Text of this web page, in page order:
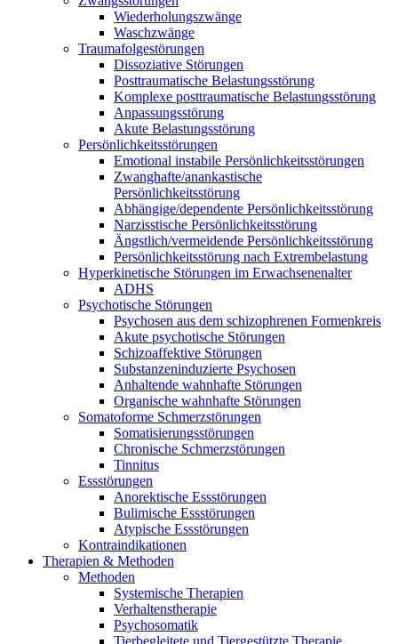
Wiederholungszwänge
Waschzwänge
Traumafolgestörungen
Dissoziative Störungen
Posttraumatische Belastungsstörung
Komplexe posttraumatische Belastungsstörung
Anpassungsstörung
Akute Belastungsstörung
Persönlichkeitsstörungen
Emotional instabile Persönlichkeitsstörungen
Zwanghafte/anankastische
Persönlichkeitsstörung
Abhängige/dependente Persönlichkeitsstörung
Narzisstische Persönlichkeitsstörung
Ängstlich/vermeidende Persönlichkeitsstörung
Persönlichkeitsstörung nach Extrembelastung
Hyperkinetische Störungen im Erwachsenenalter
ADHS
Psychotische Störungen
Psychosen aus dem schizophrenen Formenkreis
Akute psychotische Störungen
Schizoaffektive Störungen
Substanzeninduzierte Psychosen
Anhaltende wahnhafte Störungen
Organische wahnhafte Störungen
Somatoforme Schmerzstörungen
Somatisierungsstörungen
Chronische Schmerzstörungen
Tinnitus
Essstörungen
Anorektische Essstörungen
Bulimische Essstörungen
Atypische Essstörungen
Kontraindikationen
Therapien & Methoden
Methoden
Systemische Therapien
Verhaltenstherapie
Psychosomatik
Tierbegleitete und Tiergestützte Therapie